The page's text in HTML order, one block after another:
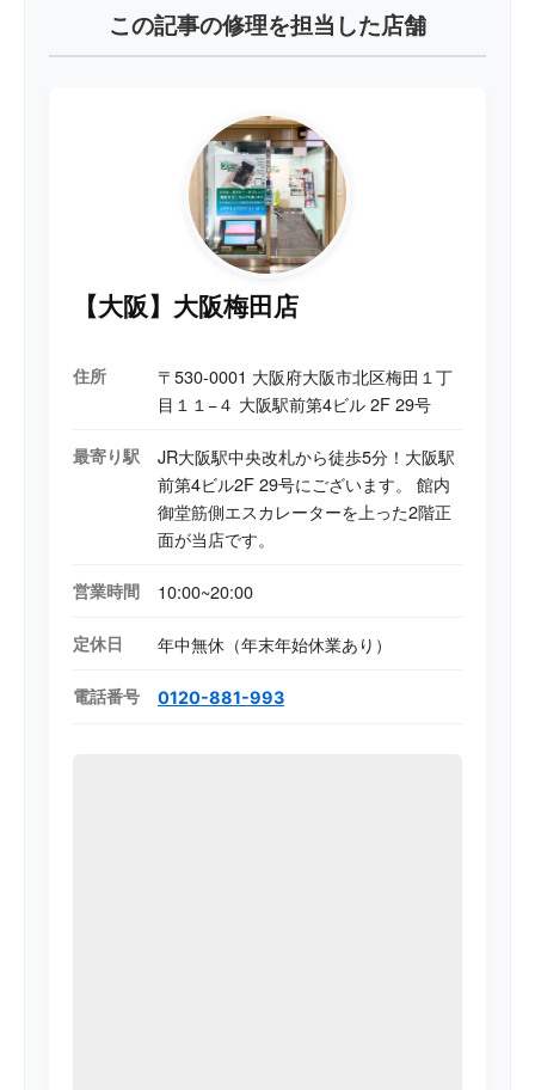
この記事の修理を担当した店舗
【大阪】大阪梅田店
住所
〒530-0001 大阪府大阪市北区梅田１丁
目１１−４ 大阪駅前第4ビル 2F 29号
最寄り駅
JR大阪駅中央改札から徒歩5分！大阪駅
前第4ビル2F 29号にございます。 館内
御堂筋側エスカレーターを上った2階正
面が当店です。
営業時間 10:00~20:00
定休日 年中無休（年末年始休業あり）
電話番号 0120-881-993